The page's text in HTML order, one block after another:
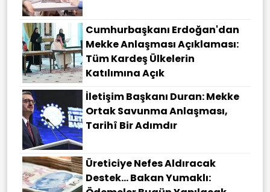
Cumhurbaşkanı Erdoğan'dan
Mekke Anlaşması Açıklaması:
Tüm Kardeş Ülkelerin
Katılımına Açık
İletişim Başkanı Duran: Mekke
Ortak Savunma Anlaşması,
Tarihî Bir Adımdır
Üreticiye Nefes Aldıracak
Destek... Bakan Yumaklı: